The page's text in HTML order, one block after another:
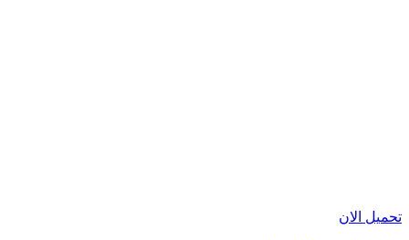
تحميل الان